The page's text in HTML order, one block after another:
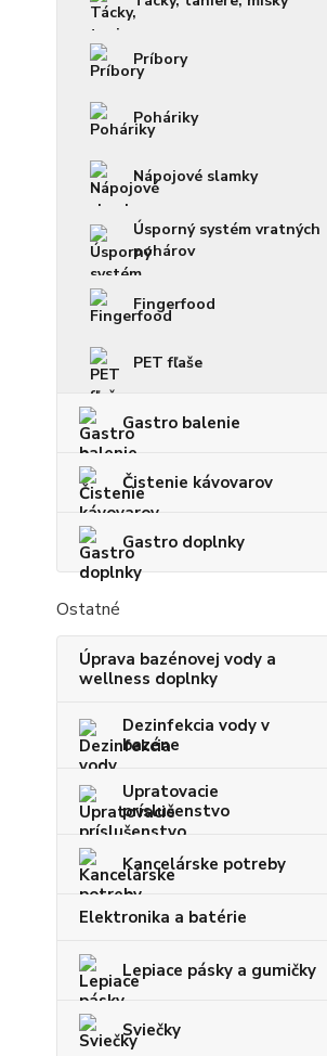
Príbory
Poháriky
Nápojové slamky
Úsporný systém vratných
pohárov
Fingerfood
PET fľaše
Gastro balenie
Čistenie kávovarov
Gastro doplnky
Ostatné
Úprava bazénovej vody a
wellness doplnky
Dezinfekcia vody v
bazéne
Upratovacie
príslušenstvo
Kancelárske potreby
Elektronika a batérie
Lepiace pásky a gumičky
Sviečky